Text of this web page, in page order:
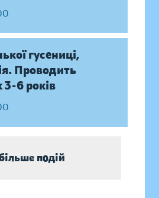
гусениці,
Проводить
6 років
подій